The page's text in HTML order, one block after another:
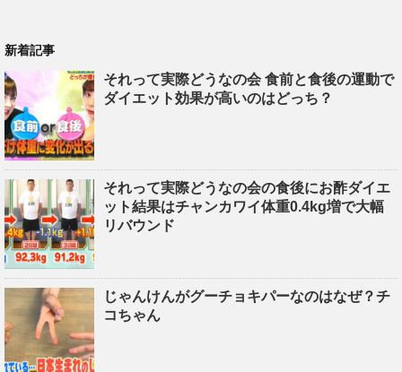
新着記事
それって実際どうなの会 食前と食後の運動で
ダイエット効果が高いのはどっち？
それって実際どうなの会の食後にお酢ダイエ
ット結果はチャンカワイ体重0.4kg増で大幅
リバウンド
じゃんけんがグーチョキパーなのはなぜ？チ
コちゃん